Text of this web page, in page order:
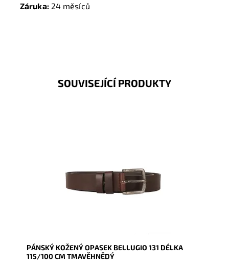
Záruka:24 měsíců
SOUVISEJÍCÍ PRODUKTY
20634
Bellugio
2 roky
PÁNSKÝ KOŽENÝ OPASEK BELLUGIO 131 DÉLKA
115/100 CM TMAVĚHNĚDÝ